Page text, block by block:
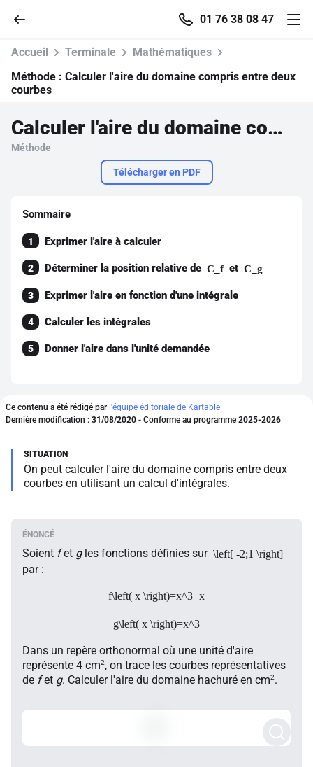
01 76 38 08 47
Parcourir
Se connecter
S'inscrire gratuitement
Pour profiter de 10 contenus offerts.
Accueil Terminale
Mathématiques
Méthode : Calculer l'aire du domaine compris entre deux
courbes
Calculer l'aire du domaine compris entre deux courbes
Méthode
Télécharger en PDF
Sommaire
1 Exprimer l'aire à calculer
2 Déterminer la position relative de C_f et C_g
3 Exprimer l'aire en fonction d'une intégrale
4 Calculer les intégrales
5 Donner l'aire dans l'unité demandée
Ce contenu a été rédigé par l'équipe éditoriale de Kartable.
Dernière modification : 31/08/2020 - Conforme au programme 2025-2026
On peut calculer l'aire du domaine compris entre deux
courbes en utilisant un calcul d'intégrales.
Soient fet gles fonctions définies sur \left[ -2;1 \right]
par :
f\left( x \right)=x^3+x
g\left( x \right)=x^3
Dans un repère orthonormal où une unité d'aire
représente 4 cm2, on trace les courbes représentatives
de fet g. Calculer l'aire du domaine hachuré en cm2.